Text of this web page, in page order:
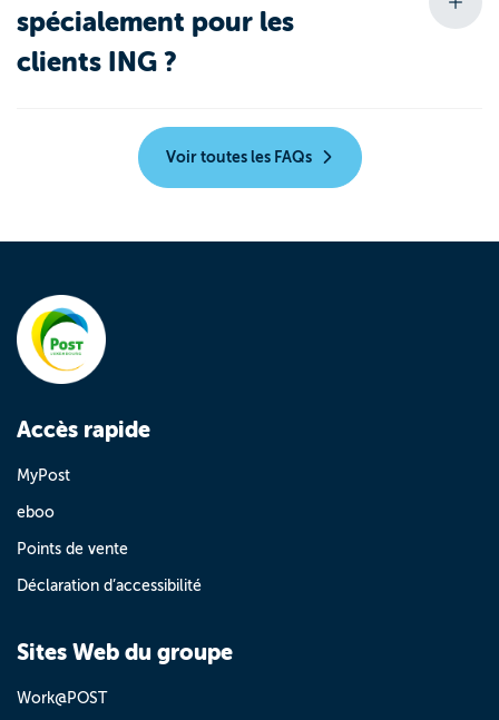
spécialement pour les
clients ING ?
Voir toutes les FAQs
Accès rapide
MyPost
eboo
Points de vente
Déclaration d’accessibilité
Sites Web du groupe
Work@POST